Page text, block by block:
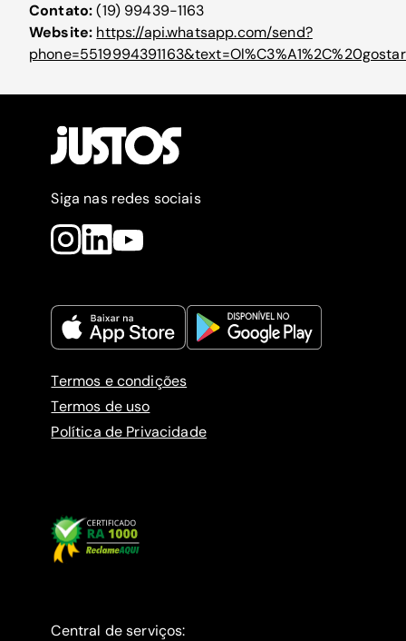
Contato:(19) 99439-1163
Website: https://api.whatsapp.com/send?
Siga nas redes sociais
Termos e condições
Termos de uso
Política de Privacidade
Central de serviços: